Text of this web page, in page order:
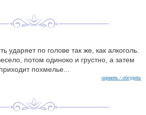
ударяет по голове так же, как алкоголь.
потом одиноко и грустно, а затем
приходит похмелье...
оценить / обсудить